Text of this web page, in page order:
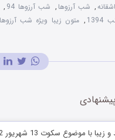
, شب آرزوها , شب آرزوها 94 ,
, متون زیبا ویژه شب آرزوها
با موضوع سکوت 13 شهریور 92